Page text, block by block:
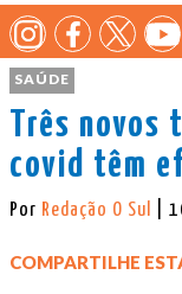
SAÚDE
Três novos
covid têm
Por Redação O Sul |
COMPARTILHE